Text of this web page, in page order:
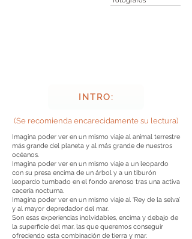
INTRO:
(Se recomienda encarecidamente su lectura)
Imagina poder ver en un mismo viaje al animal terrestre
más grande del planeta y al más grande de nuestros
océanos.
Imagina poder ver en un mismo viaje a un leopardo
con su presa encima de un árbol y a un tiburón
leopardo tumbado en el fondo arenoso tras una activa
cacería nocturna.
Imagina poder ver en un mismo viaje al ‘Rey de la selva’
y al mayor depredador del mar.
Son esas experiencias inolvidables, encima y debajo de
la superficie del mar, las que queremos conseguir
ofreciendo esta combinación de tierra y mar.